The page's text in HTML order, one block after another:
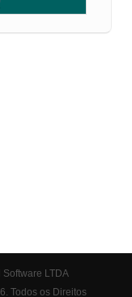
LTDA
Todos os Direitos